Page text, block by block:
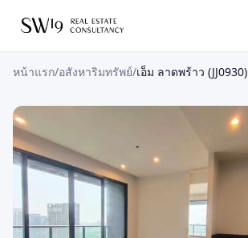
หน้าแรก/อสังหาริมทรัพย์/เอ็ม ลาดพร้าว (JJ0930)